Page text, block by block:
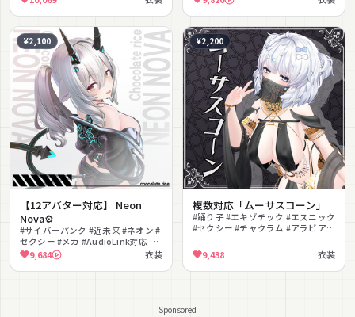
¥2,100
【12アバター対応】 Neon
Nova⚙️
#サイバーパンク #近未来 #ネオン #
セクシー #メカ #AudioLink対応 #
撮影向け #ギミック #しっぽ #角
9,684 衣装
¥2,200
複数対応「ムーサスコーン」
#踊り子 #エキゾチック #エスニック
#セクシー #チャクラム #アラビアン
9,438 衣装
Sponsored